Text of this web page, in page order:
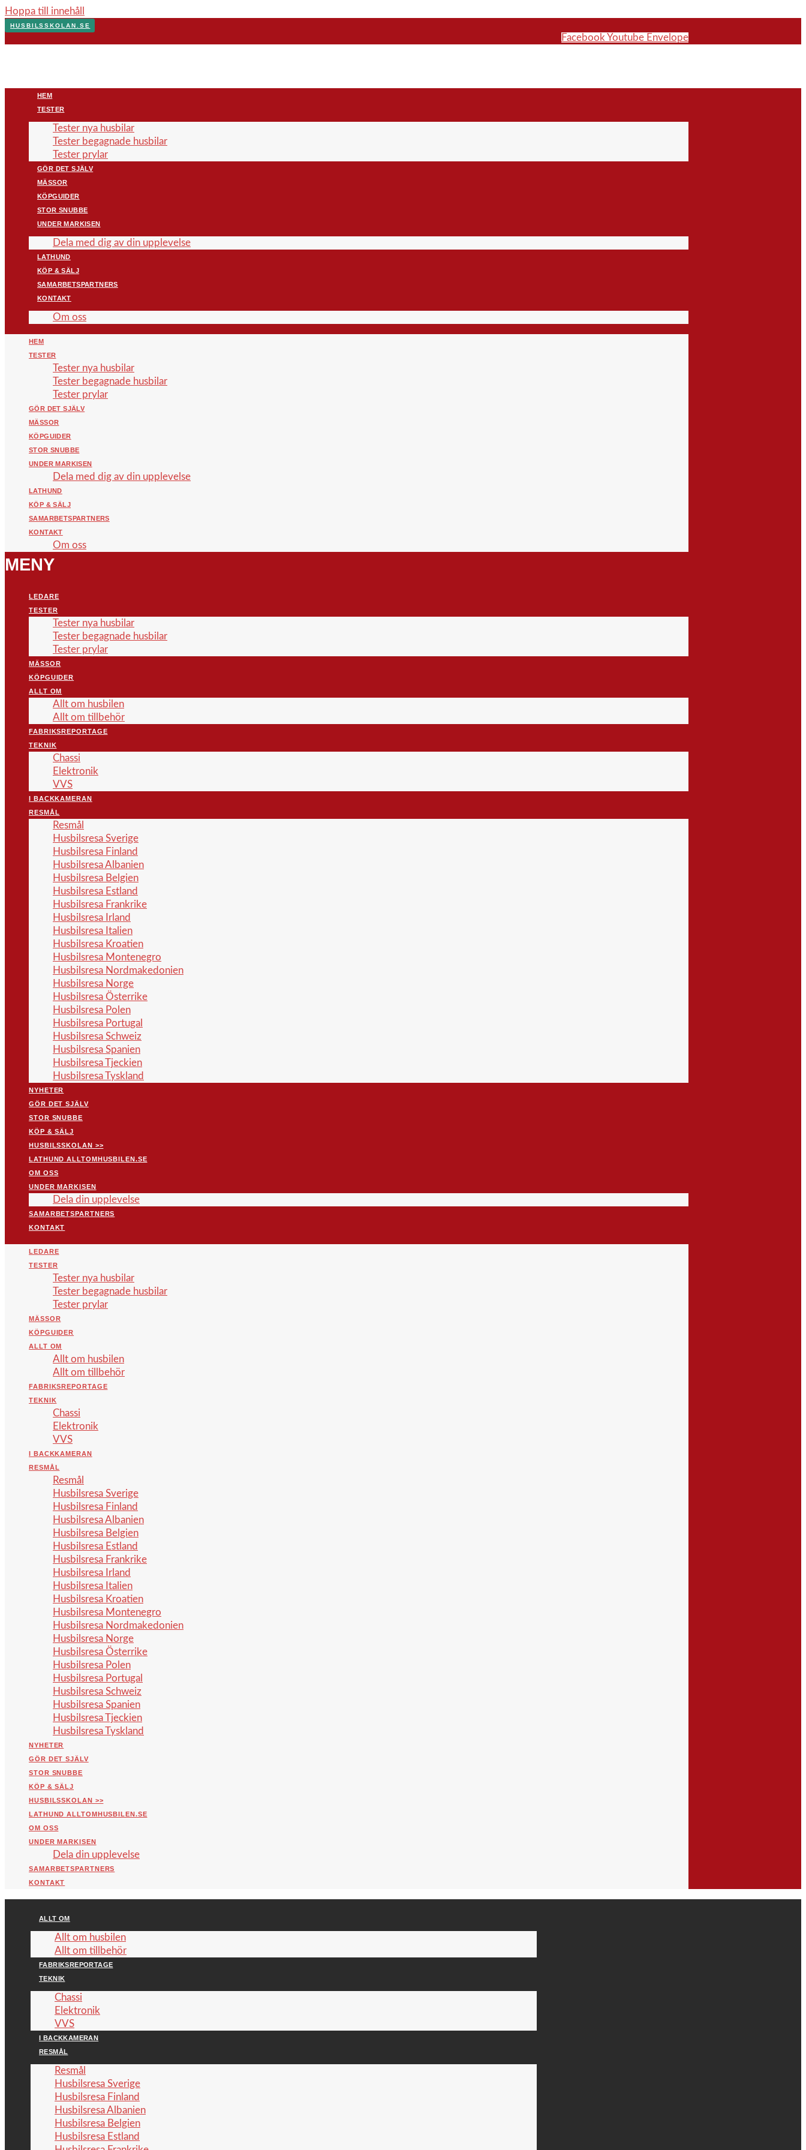
Hoppa till innehåll
HUSBILSSKOLAN.SE
Facebook Youtube Envelope
HEM
TESTER
Tester nya husbilar
Tester begagnade husbilar
Tester prylar
GÖR DET SJÄLV
MÄSSOR
KÖPGUIDER
STOR SNUBBE
UNDER MARKISEN
Dela med dig av din upplevelse
LATHUND
KÖP & SÄLJ
SAMARBETSPARTNERS
KONTAKT
Om oss
HEM
TESTER
Tester nya husbilar
Tester begagnade husbilar
Tester prylar
GÖR DET SJÄLV
MÄSSOR
KÖPGUIDER
STOR SNUBBE
UNDER MARKISEN
Dela med dig av din upplevelse
LATHUND
KÖP & SÄLJ
SAMARBETSPARTNERS
KONTAKT
Om oss
MENY
LEDARE
TESTER
Tester nya husbilar
Tester begagnade husbilar
Tester prylar
MÄSSOR
KÖPGUIDER
ALLT OM
Allt om husbilen
Allt om tillbehör
FABRIKSREPORTAGE
TEKNIK
Chassi
Elektronik
VVS
I BACKKAMERAN
RESMÅL
Resmål
Husbilsresa Sverige
Husbilsresa Finland
Husbilsresa Albanien
Husbilsresa Belgien
Husbilsresa Estland
Husbilsresa Frankrike
Husbilsresa Irland
Husbilsresa Italien
Husbilsresa Kroatien
Husbilsresa Montenegro
Husbilsresa Nordmakedonien
Husbilsresa Norge
Husbilsresa Österrike
Husbilsresa Polen
Husbilsresa Portugal
Husbilsresa Schweiz
Husbilsresa Spanien
Husbilsresa Tjeckien
Husbilsresa Tyskland
NYHETER
GÖR DET SJÄLV
STOR SNUBBE
KÖP & SÄLJ
HUSBILSSKOLAN >>
LATHUND ALLTOMHUSBILEN.SE
OM OSS
UNDER MARKISEN
Dela din upplevelse
SAMARBETSPARTNERS
KONTAKT
LEDARE
TESTER
Tester nya husbilar
Tester begagnade husbilar
Tester prylar
MÄSSOR
KÖPGUIDER
ALLT OM
Allt om husbilen
Allt om tillbehör
FABRIKSREPORTAGE
TEKNIK
Chassi
Elektronik
VVS
I BACKKAMERAN
RESMÅL
Resmål
Husbilsresa Sverige
Husbilsresa Finland
Husbilsresa Albanien
Husbilsresa Belgien
Husbilsresa Estland
Husbilsresa Frankrike
Husbilsresa Irland
Husbilsresa Italien
Husbilsresa Kroatien
Husbilsresa Montenegro
Husbilsresa Nordmakedonien
Husbilsresa Norge
Husbilsresa Österrike
Husbilsresa Polen
Husbilsresa Portugal
Husbilsresa Schweiz
Husbilsresa Spanien
Husbilsresa Tjeckien
Husbilsresa Tyskland
NYHETER
GÖR DET SJÄLV
STOR SNUBBE
KÖP & SÄLJ
HUSBILSSKOLAN >>
LATHUND ALLTOMHUSBILEN.SE
OM OSS
UNDER MARKISEN
Dela din upplevelse
SAMARBETSPARTNERS
KONTAKT
ALLT OM
Allt om husbilen
Allt om tillbehör
FABRIKSREPORTAGE
TEKNIK
Chassi
Elektronik
VVS
I BACKKAMERAN
RESMÅL
Resmål
Husbilsresa Sverige
Husbilsresa Finland
Husbilsresa Albanien
Husbilsresa Belgien
Husbilsresa Estland